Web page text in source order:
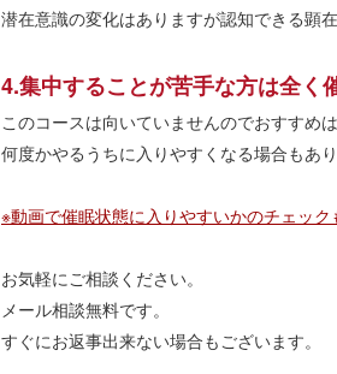
潜在意識の変化はありますが認知できる顕
4.集中することが苦手な方は全く
このコースは向いていませんのでおすすめは
何度かやるうちに入りやすくなる場合もあり
※動画で催眠状態に入りやすいかのチェック
お気軽にご相談ください。
メール相談無料です。
すぐにお返事出来ない場合もございます。